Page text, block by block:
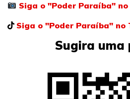
Siga o "Poder Paraíba"
Siga o "Poder Paraíba" no
Sugira uma